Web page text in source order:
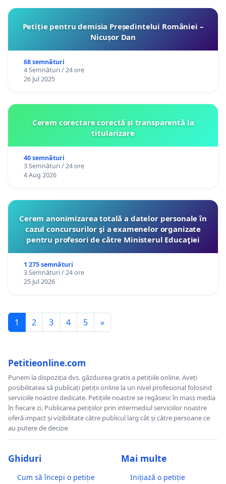
Petiție pentru demisia Președintelui României –
Nicușor Dan
68 semnături
4 Semnături / 24 ore
26 Jul 2025
Cerem corectare corectă și transparentă la
titularizare
40 semnături
3 Semnături / 24 ore
4 Aug 2026
Cerem anonimizarea totală a datelor personale în
cazul concursurilor şi a examenelor organizate
pentru profesori de către Ministerul Educaţiei
1 275 semnături
3 Semnături / 24 ore
25 Jul 2026
1 2 3 4 5 »
Petitieonline.com
Punem la dispoziția dvs. găzduirea gratis a petițiile online. Aveți
posibilitatea să publicați petiții online la un nivel profesional folosind
serviciile noastre dedicate. Petițiile noastre se regăsesc în mass media
în fiecare zi. Publicarea petițiilor prin intermediul serviciilor noastre
oferă impact și vizibilitate către publicul larg cât și către persoane ce
au putere de decizie
Ghiduri
Cum să începi o petiție
Mai multe
Inițiază o petiție